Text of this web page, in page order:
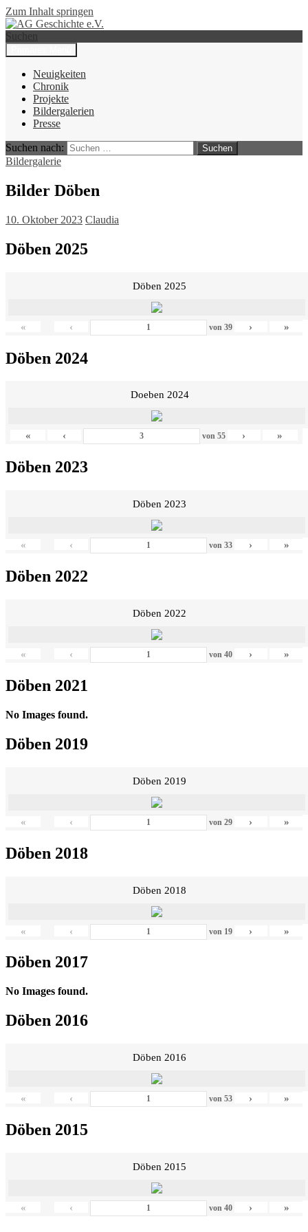
Zum Inhalt springen
AG Geschichte e.V.
Suchen
Neuigkeiten
Chronik
Projekte
Bildergalerien
Presse
Suchen nach:
Bildergalerie
Bilder Döben
10. Oktober 2023 Claudia
Döben 2025
Döben 2025
« ‹ von 39 › »
Döben 2024
Doeben 2024
« ‹ von 55 › »
Döben 2023
Döben 2023
« ‹ von 33 › »
Döben 2022
Döben 2022
« ‹ von 40 › »
Döben 2021
No Images found.
Döben 2019
Döben 2019
« ‹ von 29 › »
Döben 2018
Döben 2018
« ‹ von 19 › »
Döben 2017
No Images found.
Döben 2016
Döben 2016
« ‹ von 53 › »
Döben 2015
Döben 2015
« ‹ von 40 › »